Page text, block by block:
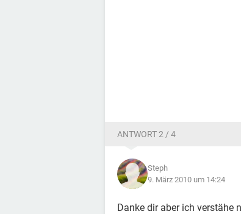
ANTWORT 2 / 4
Steph
9. März 2010 um 14:24
Danke dir aber ich verstähe